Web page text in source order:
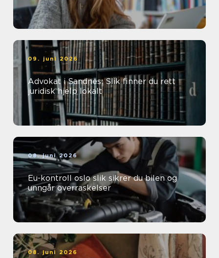
09. juni 2026
Advokat i Sandnes: Slik finner du rett
juridisk hjelp lokalt
08. juni 2026
Eu-kontroll oslo slik sikrer du bilen og
unngår overraskelser
08. juni 2026